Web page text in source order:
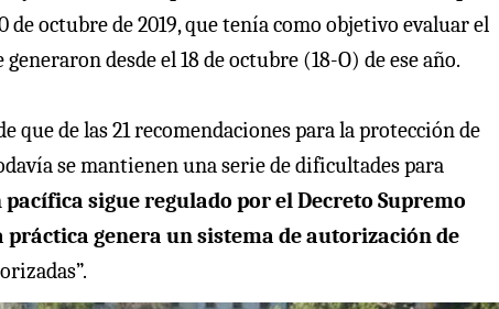
de octubre de 2019, que tenía como objetivo evaluar el
desde el 18 de octubre (18-O) de ese año.
que de las 21 recomendaciones para la protección de
se mantienen una serie de dificultades para
sigue regulado por el Decreto Supremo
práctica genera un sistema de autorización de